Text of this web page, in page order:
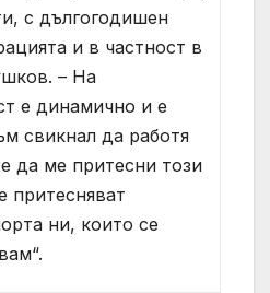
с дългогодишен
и в частност в
– На
е динамично и е
свикнал да работя
да ме притесни този
притесняват
ни, които се